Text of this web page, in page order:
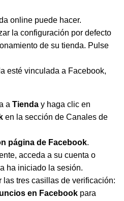
online puede hacer.
la configuración por defecto
de su tienda. Pulse
esté vinculada a Facebook,
a Tienda y haga clic en
en la sección de Canales de
página de Facebook.
acceda a su cuenta o
ha iniciado la sesión.
las tres casillas de verificación:
en Facebook para